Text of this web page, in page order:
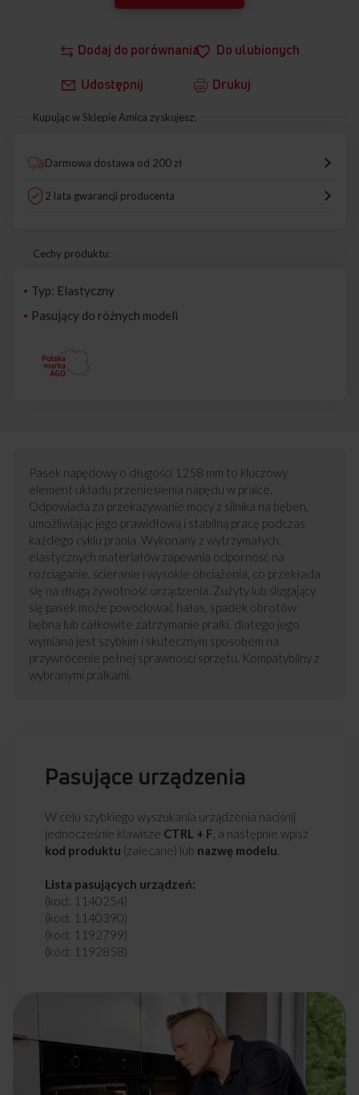
Dodaj do porównania Do ulubionych
Udostępnij Drukuj
Kupując w Sklepie Amica zyskujesz:
Darmowa dostawa od 200 zł
2 lata gwarancji producenta
Cechy produktu:
Typ: Elastyczny
Pasujący do różnych modeli
Pasek napędowy o długości 1258 mm to kluczowy
element układu przeniesienia napędu w pralce.
Odpowiada za przekazywanie mocy z silnika na bęben,
umożliwiając jego prawidłową i stabilną pracę podczas
każdego cyklu prania. Wykonany z wytrzymałych,
elastycznych materiałów zapewnia odporność na
rozciąganie, ścieranie i wysokie obciążenia, co przekłada
się na długą żywotność urządzenia. Zużyty lub ślizgający
się pasek może powodować hałas, spadek obrotów
bębna lub całkowite zatrzymanie pralki, dlatego jego
wymiana jest szybkim i skutecznym sposobem na
przywrócenie pełnej sprawności sprzętu. Kompatybilny z
wybranymi pralkami.
Pasujące urządzenia
W celu szybkiego wyszukania urządzenia naciśnij
jednocześnie klawisze CTRL + F , a następnie wpisz
kod produktu (zalecane) lub nazwę modelu
Lista pasujących urządzeń:
(kod: 1140254)
(kod: 1140390)
(kod: 1192799)
(kod: 1192858)